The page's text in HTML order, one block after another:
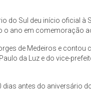
do Sul deu início oficial
o ano em comemoração
de Medeiros e
da Luz e do vice-
antes do aniversário